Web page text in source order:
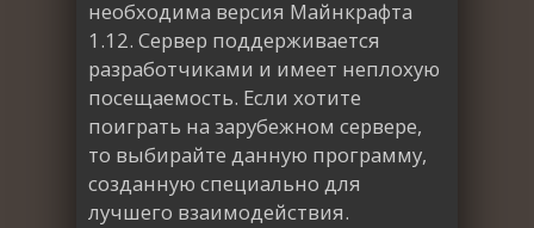
необходима версия Майнкрафта
1.12. Сервер поддерживается
разработчиками и имеет неплохую
посещаемость. Если хотите
поиграть на зарубежном сервере,
то выбирайте данную программу,
созданную специально для
лучшего взаимодействия.